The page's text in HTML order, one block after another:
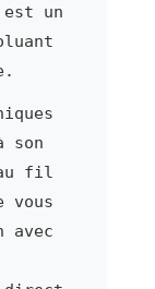
est un
son
au fil
vous
avec